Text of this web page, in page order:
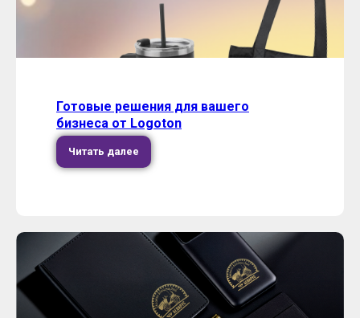
Готовые решения для вашего
бизнеса от Logoton
Читать далее